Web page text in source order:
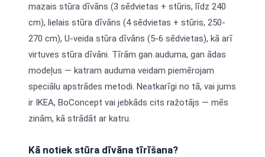
mazais stūra dīvāns (3 sēdvietas + stūris, līdz 240
cm), lielais stūra dīvāns (4 sēdvietas + stūris, 250-
270 cm), U-veida stūra dīvāns (5-6 sēdvietas), kā arī
virtuves stūra dīvāni. Tīrām gan auduma, gan ādas
modeļus — katram auduma veidam piemērojam
speciālu apstrādes metodi. Neatkarīgi no tā, vai jums
ir IKEA, BoConcept vai jebkāds cits ražotājs — mēs
zinām, kā strādāt ar katru.
Kā notiek stūra dīvāna tīrīšana?